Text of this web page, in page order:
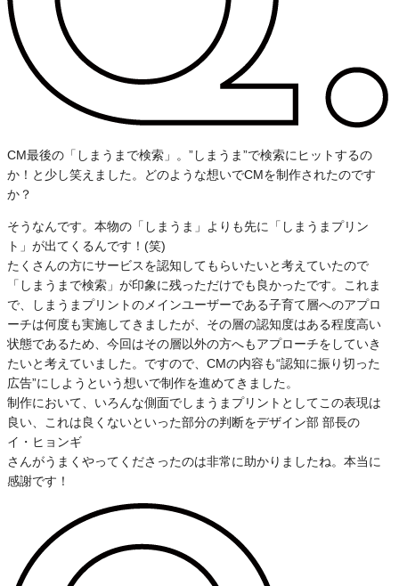
CM最後の「しまうまで検索」。”しまうま”で検索にヒットするの
か！と少し笑えました。どのような想いでCMを制作されたのです
か？
そうなんです。本物の「しまうま」よりも先に「しまうまプリン
ト」が出てくるんです！(笑)
たくさんの方にサービスを認知してもらいたいと考えていたので
「しまうまで検索」が印象に残っただけでも良かったです。これま
で、しまうまプリントのメインユーザーである子育て層へのアプロ
ーチは何度も実施してきましたが、その層の認知度はある程度高い
状態であるため、今回はその層以外の方へもアプローチをしていき
たいと考えていました。ですので、CMの内容も“認知に振り切った
広告”にしようという想いで制作を進めてきました。
制作において、いろんな側面でしまうまプリントとしてこの表現は
良い、これは良くないといった部分の判断をデザイン部 部長の
イ・ヒョンギ
さんがうまくやってくださったのは非常に助かりましたね。本当に
感謝です！